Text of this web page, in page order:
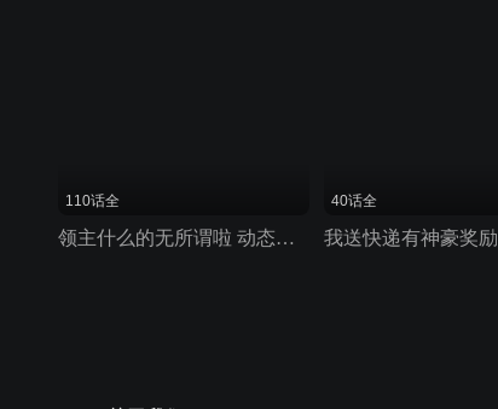
110话全
领主什么的无所谓啦 动态漫画 第1季
40话全
我送快递有神豪奖励